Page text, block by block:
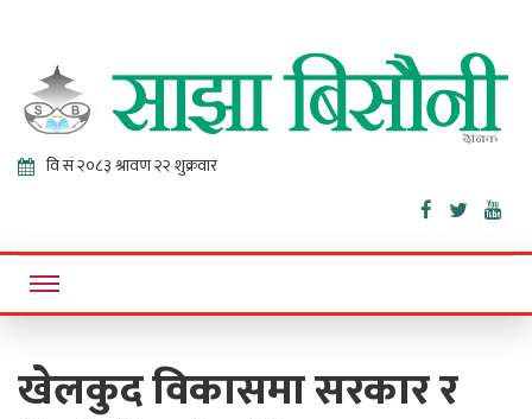
Sajha
Bisaunee
Online News Portal
खेलकुद विकासमा सरकार र